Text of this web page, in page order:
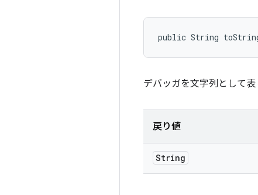
public String
デバッガを文字列として表
戻り値
String